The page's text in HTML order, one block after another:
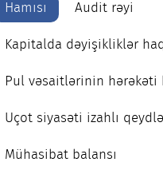
Hamısı Audit rəyi
Kapitalda dəyişikliklər
Pul vəsaitlərinin hərəkəti
Uçot siyasəti izahlı
Mühasibat balansı